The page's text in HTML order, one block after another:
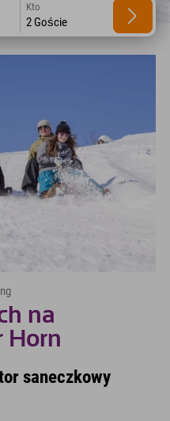
Kto
2 Goście
na
Horn
saneczkowy